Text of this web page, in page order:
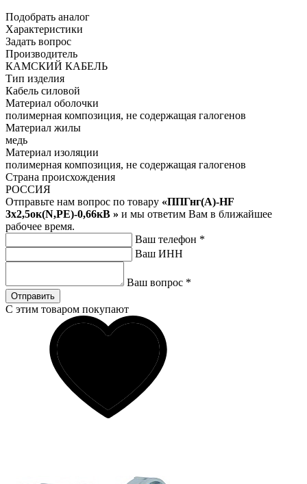
Подобрать аналог
Характеристики
Задать вопрос
Производитель
КАМСКИЙ КАБЕЛЬ
Тип изделия
Кабель силовой
Материал оболочки
полимерная композиция, не содержащая галогенов
Материал жилы
медь
Материал изоляции
полимерная композиция, не содержащая галогенов
Страна происхождения
РОССИЯ
Отправьте нам вопрос по товару «ППГнг(А)-HF
3х2,5ок(N,PE)-0,66кВ » и мы ответим Вам в ближайшее
рабочее время.
Ваш телефон *
Ваш ИНН
Ваш вопрос *
Отправить
С этим товаром покупают